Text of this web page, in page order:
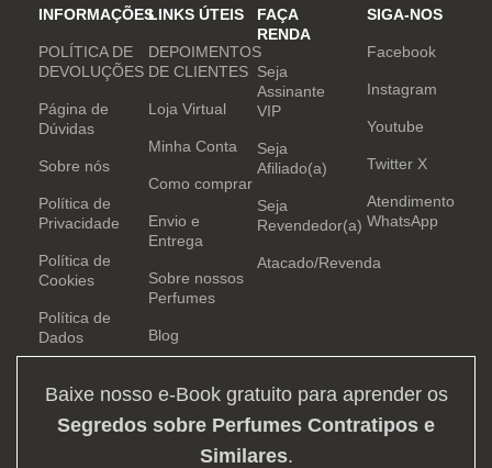
e determinação.
INFORMAÇÕES
POLÍTICA DE
DEVOLUÇÕES
Página de
Dúvidas
Sobre nós
Política de
Privacidade
Política de
Cookies
Política de
Dados
LINKS ÚTEIS
DEPOIMENTOS
DE CLIENTES
Loja Virtual
Minha Conta
Como comprar
Envio e
Entrega
Sobre nossos
Perfumes
Blog
FAÇA
RENDA
Seja
Assinante
VIP
Seja
Afiliado(a)
Seja
Revendedor(a)
Atacado/Revenda
SIGA-NOS
Facebook
Instagram
Youtube
Twitter X
Atendimento
WhatsApp
Baixe nosso e-Book gratuito para aprender os
Segredos sobre Perfumes Contratipos e
Similares.